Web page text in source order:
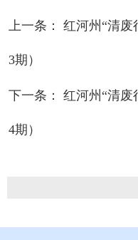
上一条： 红河州“清废
3期）
下一条： 红河州“清废
4期）